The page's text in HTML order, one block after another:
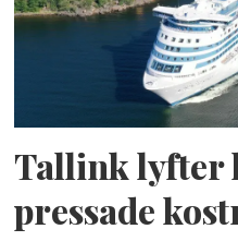
Tallink lyfter
pressade